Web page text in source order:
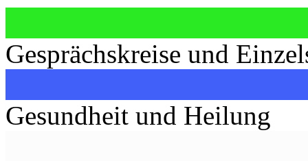
Gesprächskreise und
Gesundheit und Heilung